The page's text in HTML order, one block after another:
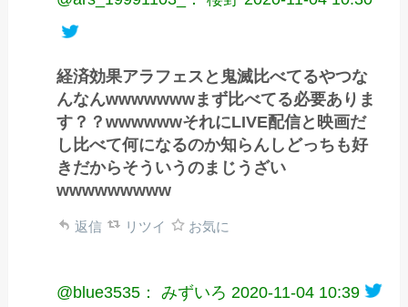
経済効果アラフェスと鬼滅比べてるやつな
んなんwwwwwwwまず比べてる必要ありま
す？？wwwwwwそれにLIVE配信と映画だ
し比べて何になるのか知らんしどっちも好
きだからそういうのまじうざい
wwwwwwwww
返信 リツイ お気に
@blue3535： みずいろ 2020-11-04 10:39